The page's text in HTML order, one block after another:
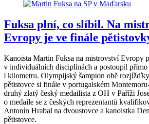
Fuksa plní, co slíbil. Na
Evropy je ve finále
Kanoista Martin Fuksa na mistrovství Evropy
v individuálních disciplínách a postoupil
i kilometru. Olympijský šampion obě
pětistovce si finále v portugalském
druhý zlatý český medailista z OH v Paříži
o medaile se z českých reprezentantů
Antonín Hrabal na dvoustovce a kanoistka
pětistovce.